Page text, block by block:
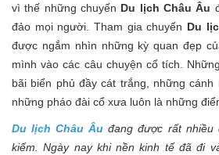
vì thế những chuyến Du lịch Châu Âu
đảo mọi người. Tham gia chuyến Du
được ngắm nhìn những kỳ quan đẹp
mình vào các câu chuyện cổ tích.
bãi biển phủ đầy cát trắng, những cánh
những pháo đài cổ xưa luôn là những
Du lịch Châu Âu đang được rất nhiều
kiếm. Ngày nay khi nền kinh tế đã đi